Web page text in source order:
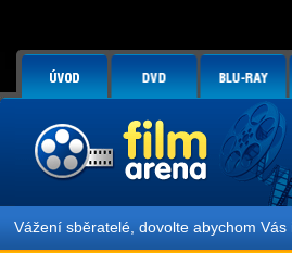
Vážení sběratelé, dovolte abychom